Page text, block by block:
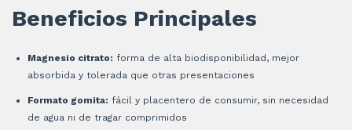
Beneficios Principales
Magnesio citrato: forma de alta biodisponibilidad, mejor
absorbida y tolerada que otras presentaciones
Formato gomita: fácil y placentero de consumir, sin necesidad
de agua ni de tragar comprimidos